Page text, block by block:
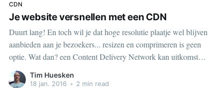
CDN
Je website versnellen met een CDN
Duurt lang! En toch wil je dat hoge resolutie plaatje wel blijven
aanbieden aan je bezoekers... resizen en comprimeren is geen
optie. Wat dan? een Content Delivery Network kan uitkomst
bieden.
Tim Huesken
18 jan. 2016 • 2 min read